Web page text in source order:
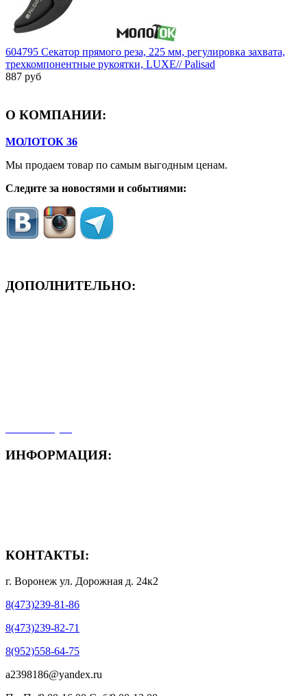
604795 Секатор прямого реза, 225 мм, регулировка захвата,
трехкомпонентные рукоятки, LUXE// Palisad
887 руб
О КОМПАНИИ:
МОЛОТОК 36
Мы продаем товар по самым выгодным ценам.
Следите за новостями и событиями:
ДОПОЛНИТЕЛЬНО:
ИНФОРМАЦИЯ:
КОНТАКТЫ:
г. Воронеж ул. Дорожная д. 24к2
8(473)239-81-86
8(473)239-82-71
8(952)558-64-75
a2398186@yandex.ru